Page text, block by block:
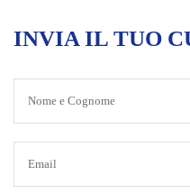
INVIA IL TUO